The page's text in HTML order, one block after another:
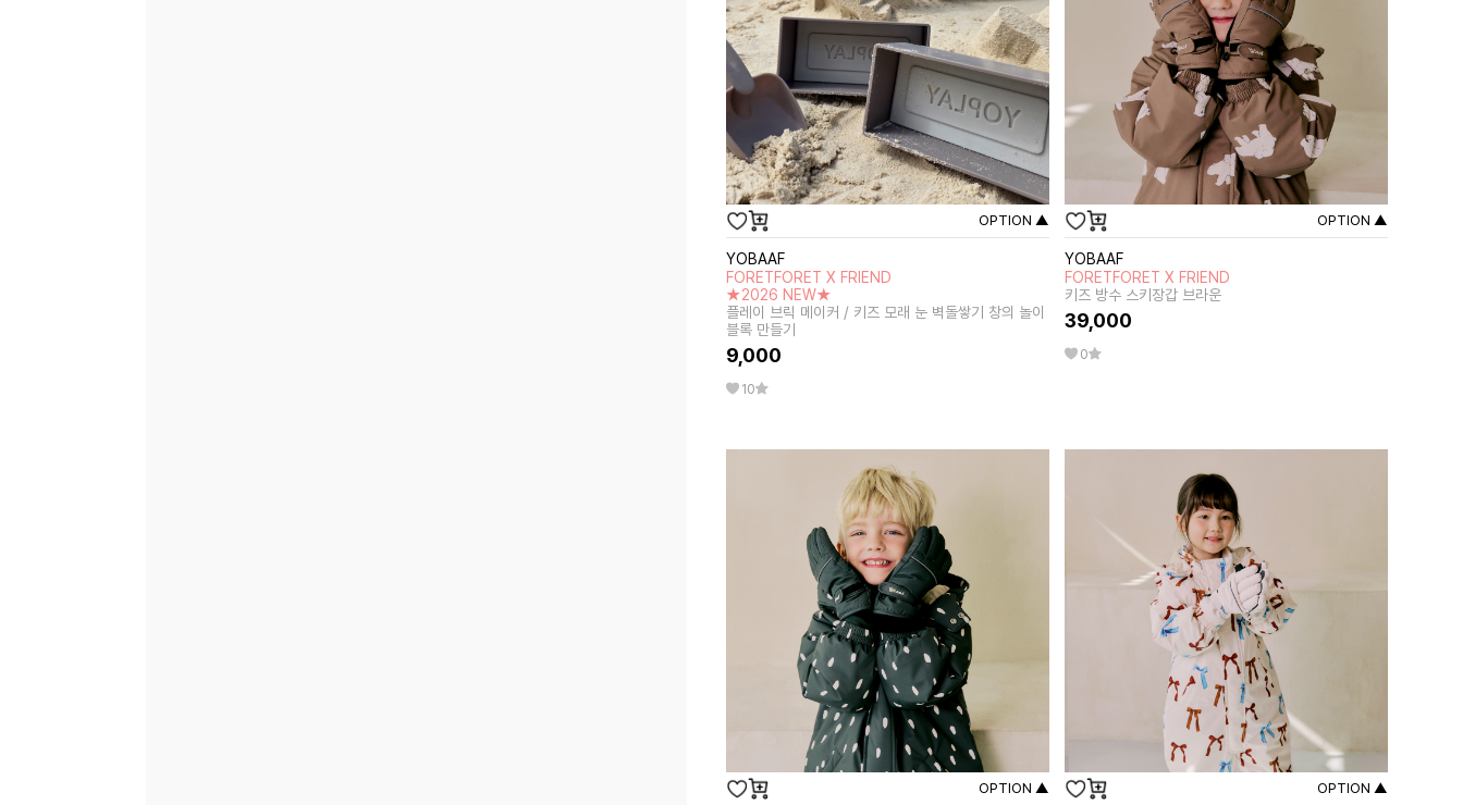
OPTION ▲
YOBAAF
FORETFORET X FRIEND
★2026 NEW★
플레이 브릭 메이커 / 키즈 모래 눈 벽돌쌓기 창의 놀이
블록 만들기
9,000
10
OPTION ▲
YOBAAF
FORETFORET X FRIEND
키즈 방수 스키장갑 브라운
39,000
0
OPTION ▲ OPTION ▲